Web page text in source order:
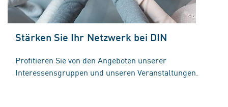
Stärken Sie Ihr Netzwerk bei DIN
Profitieren Sie von den Angeboten unserer
Interessensgruppen und unseren Veranstaltungen.